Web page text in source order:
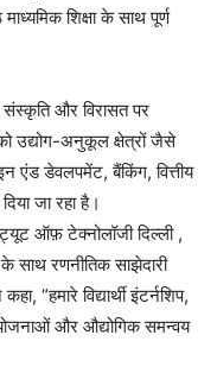
माध्यमिक शिक्षा के साथ पूर्ण
संस्कृति और विरासत पर
को उद्योग-अनुकूल क्षेत्रों जैसे
एंड डेवलपमेंट, बैंकिंग, वित्तीय
जा रहा है।
ऑफ़ टेक्नोलॉजी दिल्ली ,
रणनीतिक साझेदारी
“हमारे विद्यार्थी इंटर्नशिप,
और औद्योगिक समन्वय